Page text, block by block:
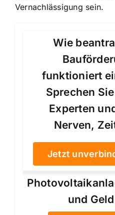
Vernachlässigung sein.
Wie
funktioniert
Sprechen
Experten
Nerven,
Jetzt
und